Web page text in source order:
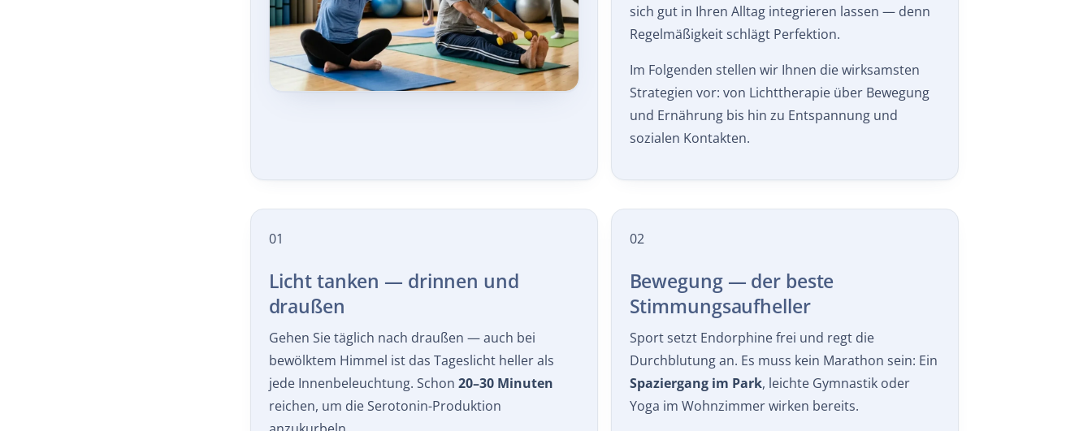
sich gut in Ihren Alltag integrieren lassen — denn
Regelmäßigkeit schlägt Perfektion.
Im Folgenden stellen wir Ihnen die wirksamsten
Strategien vor: von Lichttherapie über Bewegung
und Ernährung bis hin zu Entspannung und
sozialen Kontakten.
01
Licht tanken — drinnen und
draußen
Gehen Sie täglich nach draußen — auch bei
bewölktem Himmel ist das Tageslicht heller als
jede Innenbeleuchtung. Schon 20–30 Minuten
reichen, um die Serotonin-Produktion
02
Bewegung — der beste
Stimmungsaufheller
Sport setzt Endorphine frei und regt die
Durchblutung an. Es muss kein Marathon sein: Ein
Spaziergang im Park, leichte Gymnastik oder
Yoga im Wohnzimmer wirken bereits.